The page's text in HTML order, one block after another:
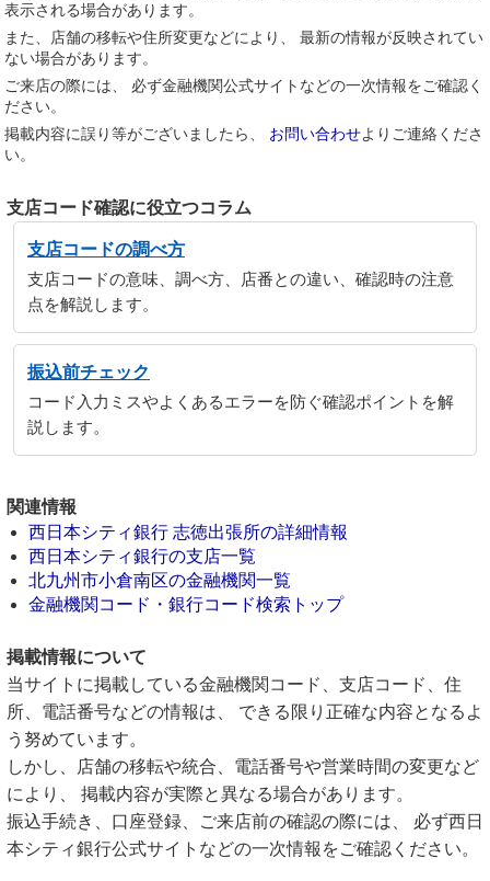
表示される場合があります。
また、店舗の移転や住所変更などにより、 最新の情報が反映されてい
ない場合があります。
ご来店の際には、 必ず金融機関公式サイトなどの一次情報をご確認く
ださい。
掲載内容に誤り等がございましたら、 お問い合わせよりご連絡くださ
い。
支店コード確認に役立つコラム
支店コードの調べ方
支店コードの意味、調べ方、店番との違い、確認時の注意
点を解説します。
振込前チェック
コード入力ミスやよくあるエラーを防ぐ確認ポイントを解
説します。
関連情報
西日本シティ銀行 志徳出張所の詳細情報
西日本シティ銀行の支店一覧
北九州市小倉南区の金融機関一覧
金融機関コード・銀行コード検索トップ
掲載情報について
当サイトに掲載している金融機関コード、支店コード、住
所、電話番号などの情報は、 できる限り正確な内容となるよ
う努めています。
しかし、店舗の移転や統合、電話番号や営業時間の変更など
により、 掲載内容が実際と異なる場合があります。
振込手続き、口座登録、ご来店前の確認の際には、 必ず西日
本シティ銀行公式サイトなどの一次情報をご確認ください。